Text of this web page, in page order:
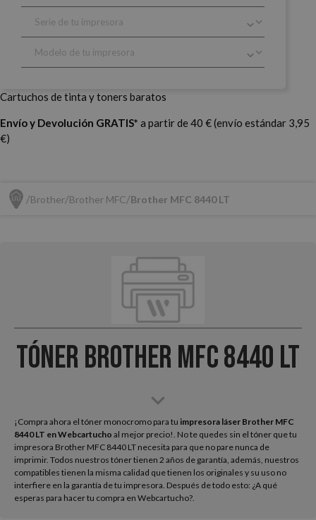
Cartuchos de tinta y toners baratos
Envío y Devolución GRATIS* a partir de 40 € (envío estándar 3,95
€)
Brother Brother MFC Brother MFC 8440 LT
Tóner Brother MFC 8440 LT
¡Compra ahora el tóner monocromo para tu impresora láser Brother MFC
8440 LT en Webcartucho al mejor precio!. No te quedes sin el tóner que tu
impresora Brother MFC 8440 LT necesita para que no pare nunca de
imprimir. Todos nuestros tóner tienen 2 años de garantía, además, nuestros
compatibles tienen la misma calidad que tienen los originales y su uso no
interfiere en la garantía de tu impresora. Después de todo esto: ¿A qué
esperas para hacer tu compra en Webcartucho?.